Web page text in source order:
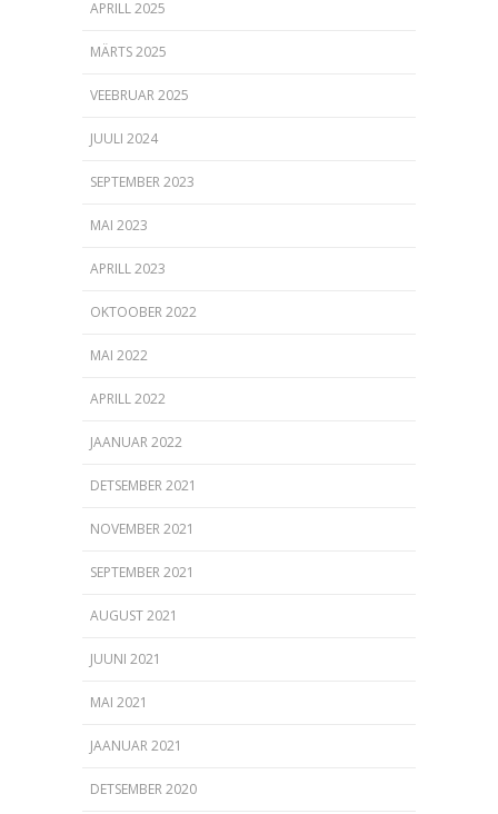
APRILL 2025
MÄRTS 2025
VEEBRUAR 2025
JUULI 2024
SEPTEMBER 2023
MAI 2023
APRILL 2023
OKTOOBER 2022
MAI 2022
APRILL 2022
JAANUAR 2022
DETSEMBER 2021
NOVEMBER 2021
SEPTEMBER 2021
AUGUST 2021
JUUNI 2021
MAI 2021
JAANUAR 2021
DETSEMBER 2020